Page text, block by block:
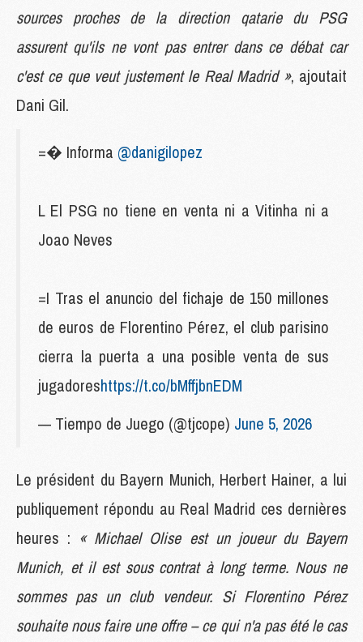
sources proches de la direction qatarie du PSG
assurent qu'ils ne vont pas entrer dans ce débat car
c'est ce que veut justement le Real Madrid », ajoutait
Dani Gil.
=� Informa @danigilopez
L El PSG no tiene en venta ni a Vitinha ni a
Joao Neves
=I Tras el anuncio del fichaje de 150 millones
de euros de Florentino Pérez, el club parisino
cierra la puerta a una posible venta de sus
jugadoreshttps://t.co/bMffjbnEDM
— Tiempo de Juego (@tjcope) June 5, 2026
Le président du Bayern Munich, Herbert Hainer, a lui
publiquement répondu au Real Madrid ces dernières
heures : « Michael Olise est un joueur du Bayern
Munich, et il est sous contrat à long terme. Nous ne
sommes pas un club vendeur. Si Florentino Pérez
souhaite nous faire une offre – ce qui n'a pas été le cas